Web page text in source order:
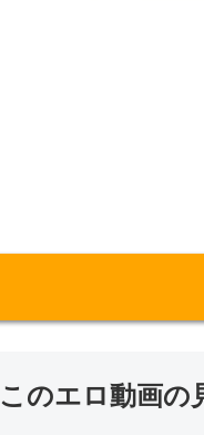
のエロ動画の